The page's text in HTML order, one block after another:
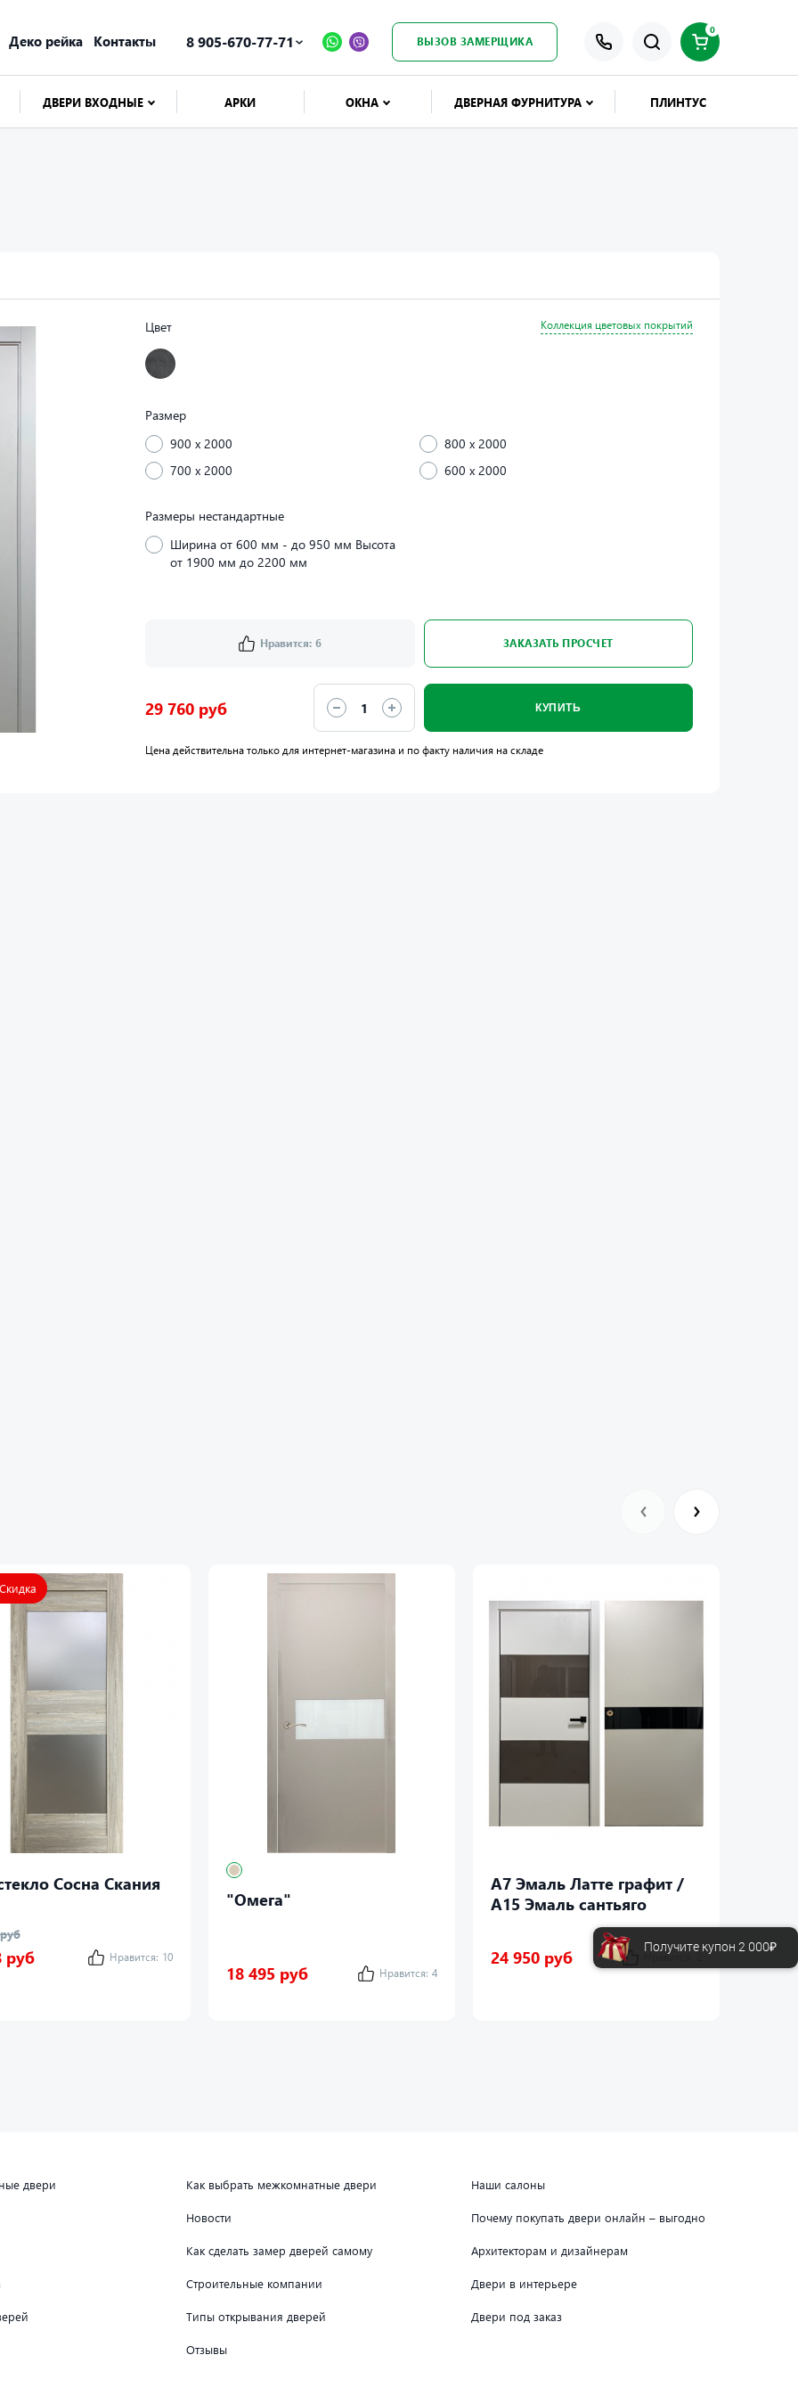
Деко рейка Контакты 8 905-670-77-71 ВЫЗОВ ЗАМЕРЩИКА
0
ДВЕРИ ВХОДНЫЕ АРКИ ОКНА ДВЕРНАЯ ФУРНИТУРА ПЛИНТУС
Цвет Коллекция цветовых покрытий
Размер
900 x 2000
800 x 2000
700 x 2000
600 x 2000
Размеры нестандартные
Ширина от 600 мм - до 950 мм Высота
от 1900 мм до 2200 мм
Нравится: 6 ЗАКАЗАТЬ ПРОСЧЕТ
29 760 руб КУПИТЬ
Цена действительна только для интернет-магазина и по факту наличия на складе
Сосна Скания
руб Нравится: 10
"Омега"
18 495 руб Нравится: 4
A7 Эмаль Латте графит /
А15 Эмаль сантьяго
24 950 руб
Нравится: 27
двери Как выбрать межкомнатные двери Наши салоны
Новости Почему покупать двери онлайн – выгодно
Как сделать замер дверей самому Архитекторам и дизайнерам
Строительные компании Двери в интерьере
Типы открывания дверей Двери под заказ
Отзывы
Получите купон 2 000₽